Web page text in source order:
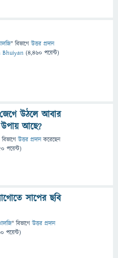
" বিভাগে উত্তর প্রদান
Bhuiyan (4,460 পয়েন্ট)
জেগে উঠলে আবার
উপায় আছে?
উত্তর প্রদান করেছেন
পয়েন্ট)
সাপের ছবি
" বিভাগে উত্তর প্রদান
পয়েন্ট)